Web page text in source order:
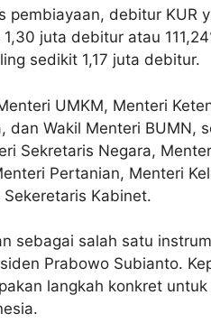
pembiayaan, debitur KUR
juta debitur atau
sedikit 1,17 juta debitur.
UMKM, Menteri
dan Wakil Menteri BUMN,
Sekretaris Negara,
Pertanian, Menteri
Sekeretaris Kabinet.
sebagai salah satu
Prabowo Subianto.
langkah konkret